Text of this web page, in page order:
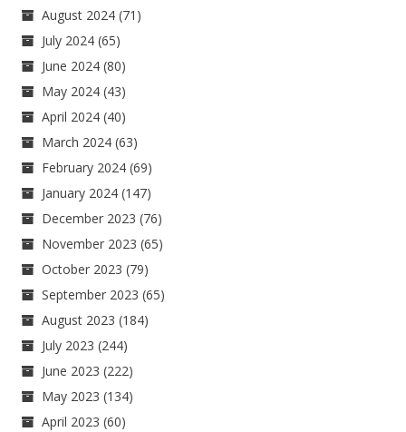
August 2024 (71)
July 2024 (65)
June 2024 (80)
May 2024 (43)
April 2024 (40)
March 2024 (63)
February 2024 (69)
January 2024 (147)
December 2023 (76)
November 2023 (65)
October 2023 (79)
September 2023 (65)
August 2023 (184)
July 2023 (244)
June 2023 (222)
May 2023 (134)
April 2023 (60)